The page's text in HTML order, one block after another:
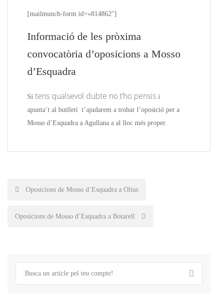
[mailmunch-form id=»814862″]
Informació de les pròxima
convocatòria d’oposicions a Mosso
d’Esquadra
Si tens qualsevol dubte no t’ho pensis i
apunta’t al butlletí t’ajudarem a trobar l’oposició per a
Mosso d’Esquadra a Agullana a al lloc més proper.
Post
navigation
Oposicions de Mosso d’Esquadra a Olius
Oposicions de Mosso d’Esquadra a Botarell